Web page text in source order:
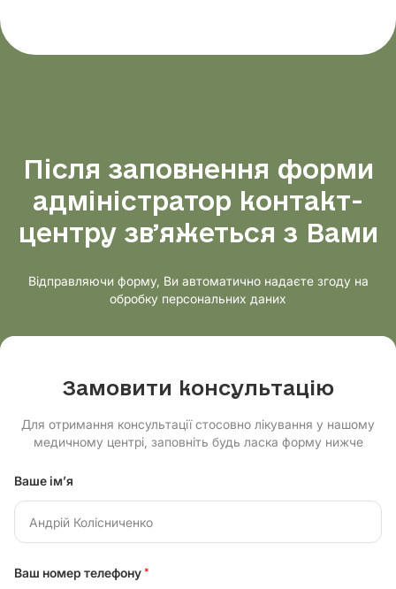
Після заповнення форми
адміністратор контакт-
центру звʼяжеться з Вами
Відправляючи форму, Ви автоматично надаєте згоду на
обробку персональних даних
Замовити консультацію
Для отримання консультації стосовно лікування у нашому
медичному центрі, заповніть будь ласка форму нижче
Ваше ім’я
Ваш номер телефону *